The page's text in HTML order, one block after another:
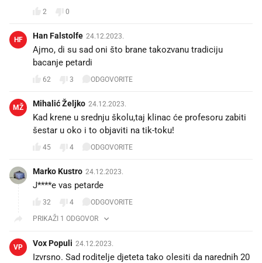
2 0
HF Han Falstolfe 24.12.2023.
Ajmo, di su sad oni što brane takozvanu tradiciju
bacanje petardi
62 3 ODGOVORITE
MŽ Mihalić Željko 24.12.2023.
Kad krene u srednju školu,taj klinac će profesoru zabiti
šestar u oko i to objaviti na tik-toku!
45 4 ODGOVORITE
Marko Kustro 24.12.2023.
J****e vas petarde
32 4
ODGOVORITE
PRIKAŽI 1 ODGOVOR
VP Vox Populi 24.12.2023.
Izvrsno. Sad roditelje djeteta tako olesiti da narednih 20